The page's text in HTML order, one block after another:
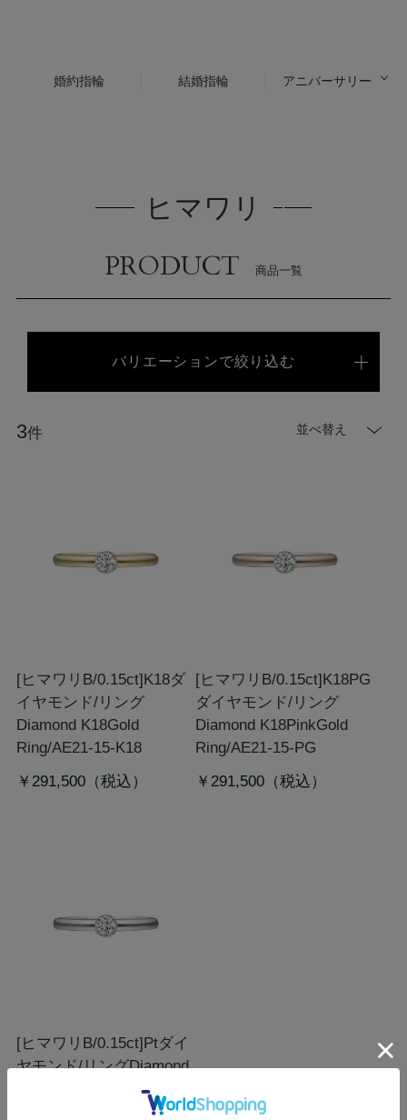
婚約指輪 結婚指輪 アニバーサリー
ヒマワリ
PRODUCT 商品一覧
バリエーションで絞り込む
並べ替え
3件
[ヒマワリB/0.15ct]K18ダ
イヤモンド/リング
Diamond K18Gold
Ring/AE21-15-K18
￥291,500
[ヒマワリB/0.15ct]K18PG
ダイヤモンド/リング
Diamond K18PinkGold
Ring/AE21-15-PG
￥291,500
[ヒマワリB/0.15ct]Ptダイ
ヤモンド/リングDiamond
Platinum Ring/AE21-15-